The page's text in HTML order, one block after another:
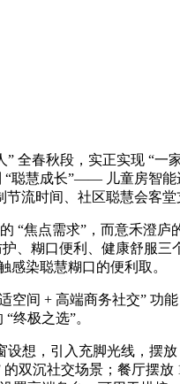
春秋段，实正实现 “一
聪慧成长”—— 儿童房智
时间、社区聪慧会客
点需求”，而意禾澄庐
、糊口便利、健康舒服
感染聪慧糊口的便利取。
间 + 高端商务社交” 功
“终极之选”。
，引入充脚光线，摆
双沉社交场景；餐厅摆